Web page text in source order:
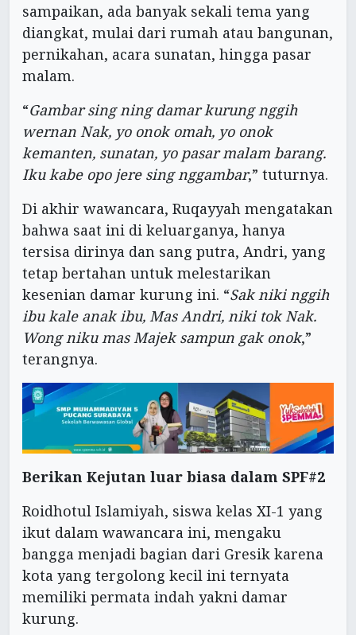
sampaikan, ada banyak sekali tema yang
diangkat, mulai dari rumah atau bangunan,
pernikahan, acara sunatan, hingga pasar
malam.
“Gambar sing ning damar kurung nggih
wernan Nak, yo onok omah, yo onok
kemanten, sunatan, yo pasar malam barang.
Iku kabe opo jere sing nggambar,” tuturnya.
Di akhir wawancara, Ruqayyah mengatakan
bahwa saat ini di keluarganya, hanya
tersisa dirinya dan sang putra, Andri, yang
tetap bertahan untuk melestarikan
kesenian damar kurung ini. “Sak niki nggih
ibu kale anak ibu, Mas Andri, niki tok Nak.
Wong niku mas Majek sampun gak onok,”
terangnya.
Berikan Kejutan luar biasa dalam SPF#2
Roidhotul Islamiyah, siswa kelas XI-1 yang
ikut dalam wawancara ini, mengaku
bangga menjadi bagian dari Gresik karena
kota yang tergolong kecil ini ternyata
memiliki permata indah yakni damar
kurung.